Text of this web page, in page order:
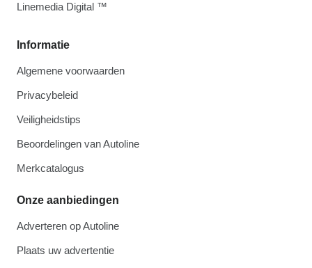
Informatie
Algemene voorwaarden
Privacybeleid
Veiligheidstips
Beoordelingen van Autoline
Merkcatalogus
Onze aanbiedingen
Adverteren op Autoline
Plaats uw advertentie
Linemedia Digital ™